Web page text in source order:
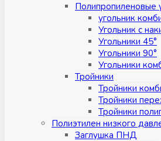
Полипропиленовые
угольник
Угольник с
Угольники 45°
Угольники 90°
Угольники
Тройники
Тройники
Тройники
Тройники
Полиэтилен низкого
Заглушка ПНД